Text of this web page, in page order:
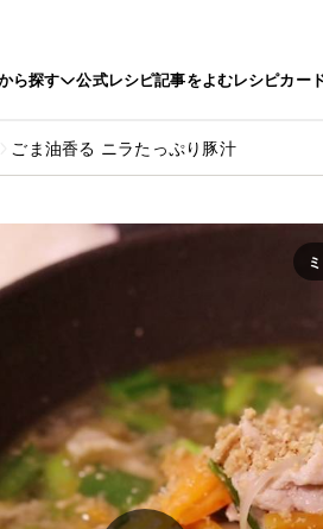
ら探す 公式レシピ記事をよむレシピカー
ごま油香る ニラたっぷり豚汁